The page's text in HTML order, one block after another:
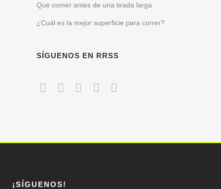
Qué comer antes de una tirada larga
¿Cuál es la mejor superficie para correr?
SÍGUENOS EN RRSS
¡SÍGUENOS!